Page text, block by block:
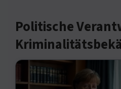
Politische